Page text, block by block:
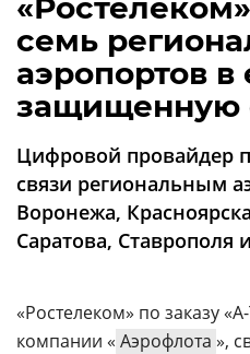
О
проекте
CNews
Аналитика
Конференции
Техника
семь
аэропортов
защищенную
Цифровой провайдер
связи региональным
Воронежа,
Саратова, Ставрополя
«Ростелеком» по заказу
компании « Аэрофлота »,